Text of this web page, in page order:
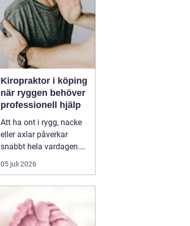
Kiropraktor i köping
när ryggen behöver
professionell hjälp
Att ha ont i rygg, nacke
eller axlar påverkar
snabbt hela vardagen.
Sömn, arbete, träning
och humör hänger ihop
därför en kiropraktor
Köping när värken inte
05 juli 2026